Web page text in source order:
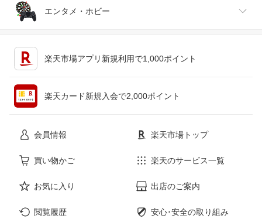
ジュエリー・アクセサリー
パソコン・周辺機器
車・バイク
インテリア・寝具・収納
エンタメ・ホビー
本・雑誌・コミック
楽天市場アプリ新規利用で1,000ポイント
楽天カード新規入会で2,000ポイント
会員情報 楽天市場トップ
買い物かご 楽天のサービス一覧
お気に入り 出店のご案内
閲覧履歴 安心･安全の取り組み